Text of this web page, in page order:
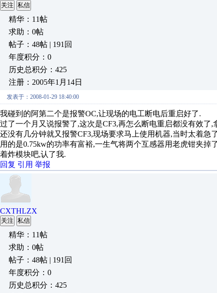
关注 私信
精华：11帖
求助：0帖
帖子：48帖 | 191回
年度积分：0
历史总积分：425
注册：2005年1月14日
发表于：2008-01-29 18:40:00
我碰到的阿第二个是报警OC,让现场的电工断电后重启好了.
过了一个月又说报警了,这次是CF3,再怎么断电重启都没有效
还没有几分钟就又报警CF3,现场要求马上使用机器,当时太着
用的是0.75kw的功率有富裕,一生气将两个互感器用老虎钳夹
着炸模块吧,认了我.
回复 引用 举报
CXTHLZX
关注 私信
精华：11帖
求助：0帖
帖子：48帖 | 191回
年度积分：0
历史总积分：425